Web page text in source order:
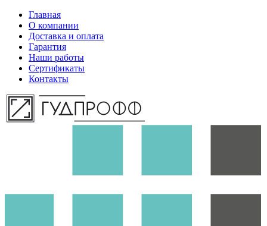
Главная
О компании
Доставка и оплата
Гарантия
Наши работы
Сертификаты
Контакты